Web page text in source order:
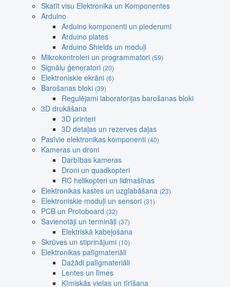
Skatīt visu Elektronika un Komponentes
Arduino
Arduino komponenti un piederumi
Arduino plates
Arduino Shields un moduļi
Mikrokontroleri un programmatori (59)
Signālu ģeneratori (20)
Elektroniskie ekrāni (6)
Barošanas bloki (39)
Regulējami laboratorijas barošanas bloki
3D drukāšana
3D printeri
3D detaļas un rezerves daļas
Pasīvie elektronikas komponenti (40)
Kameras un droni
Darbības kameras
Droni un quadkopteri
RC helikopteri un lidmašīnas
Elektronikas kastes un uzglabāšana (23)
Elektroniskie moduļi un sensori (31)
PCB un Protoboard (32)
Savienotāji un termināļi (37)
Elektriskā kabeļošana
Skrūves un stiprinājumi (10)
Elektronikas palīgmateriāli
Dažādi palīgmateriāli
Lentes un līmes
Ķīmiskās vielas un tīrīšana